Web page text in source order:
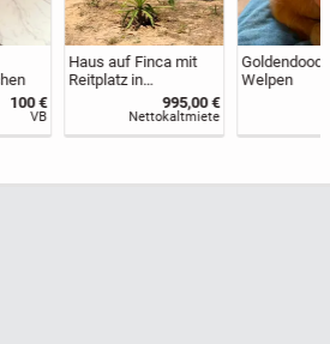
auf Finca mit
in
zu
Nettokaltmiete
Goldendoodle F1